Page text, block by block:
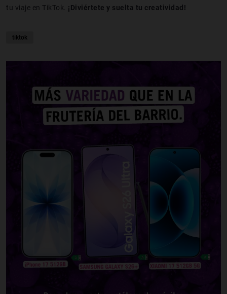
tu viaje en TikTok.
¡Diviértete y suelta tu creatividad!
tiktok